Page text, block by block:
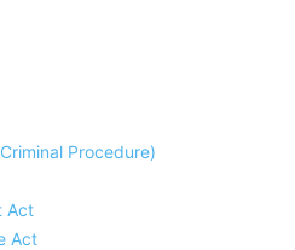
Procedure)
Act
Act